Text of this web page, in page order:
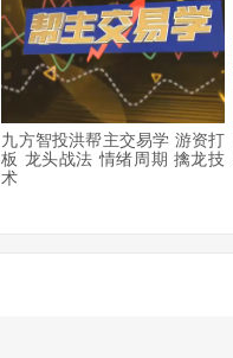
九方智投洪帮主交易学 游资打
板 龙头战法 情绪周期 擒龙技
术